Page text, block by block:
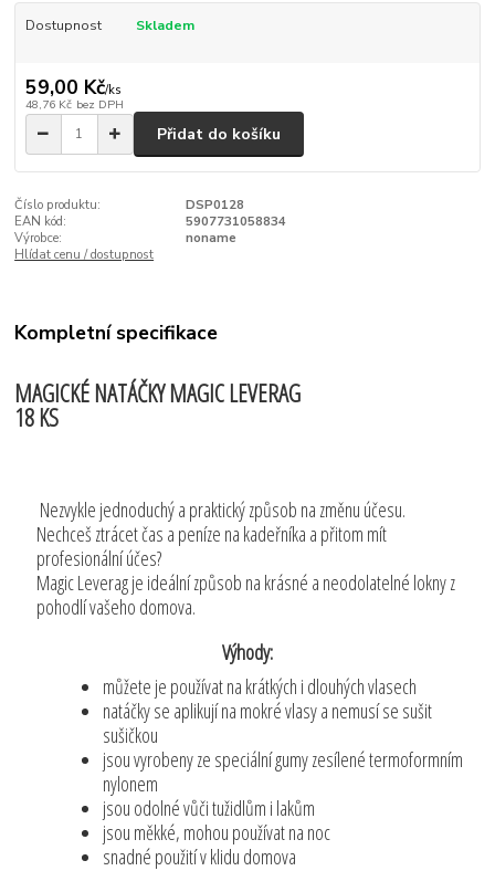
Dostupnost Skladem
59,00 Kč/ks
48,76 Kč bez DPH
Přidat do košíku
Číslo produktu:
DSP0128
EAN kód:
5907731058834
Výrobce:
noname
Hlídat cenu / dostupnost
Kompletní specifikace
MAGICKÉ NATÁČKY MAGIC LEVERAG
18 KS
Nezvykle jednoduchý a praktický způsob na změnu účesu.
Nechceš ztrácet čas a peníze na kadeřníka a přitom mít
profesionální účes?
Magic Leverag je ideální způsob na krásné a neodolatelné lokny z
pohodlí vašeho domova.
Výhody:
můžete je používat na krátkých i dlouhých vlasech
natáčky se aplikují na mokré vlasy a nemusí se sušit
sušičkou
jsou vyrobeny ze speciální gumy zesílené termoformním
nylonem
jsou odolné vůči tužidlům i lakům
jsou měkké, mohou používat na noc
snadné použití v klidu domova